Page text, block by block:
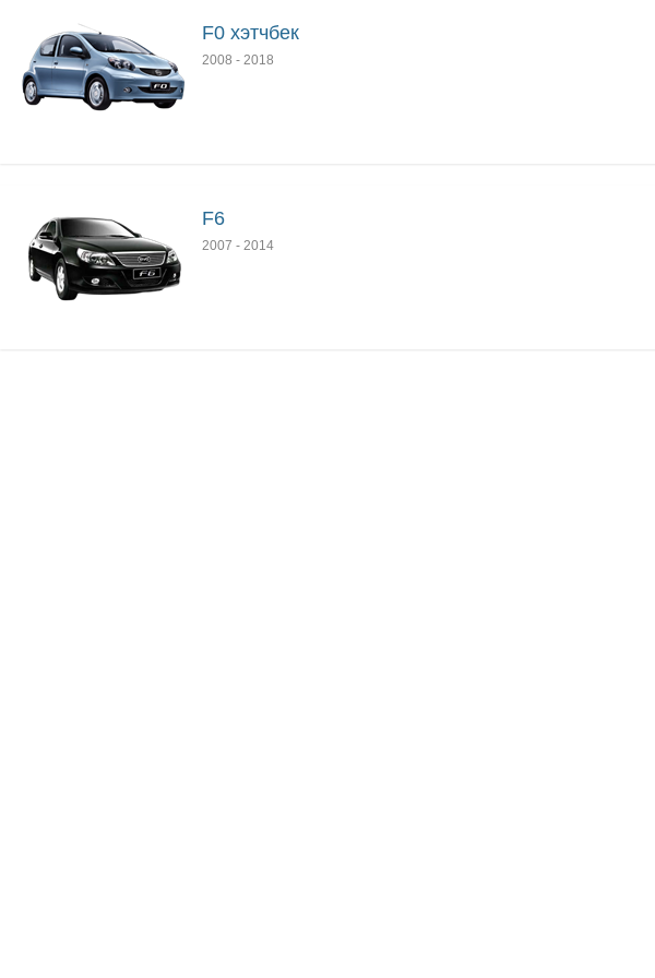
F0 хэтчбек
2008 - 2018
F6
2007 - 2014